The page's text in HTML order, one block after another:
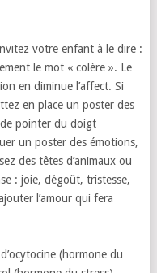
votre enfant à le dire :
le mot « colère ». Le
en diminue l’affect. Si
en place un poster des
pointer du doigt
un poster des émotions,
des têtes d’animaux ou
: joie, dégoût, tristesse,
l’amour qui fera
(hormone du